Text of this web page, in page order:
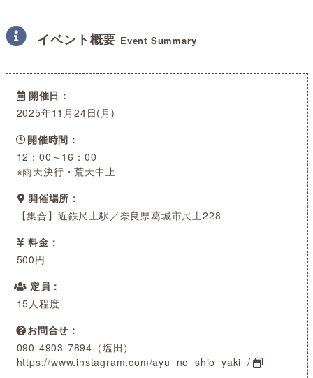
イベント概要 Event Summary
開催日
2025年11月24日(月)
開催時間
12：00～16：00
※雨天決行・荒天中止
開催場所
【集合】近鉄尺土駅／奈良県葛城市尺土228
料金
500円
定員
15人程度
お問合せ
090-4903-7894（塩田）
https://www.instagram.com/ayu_no_shio_yaki_/